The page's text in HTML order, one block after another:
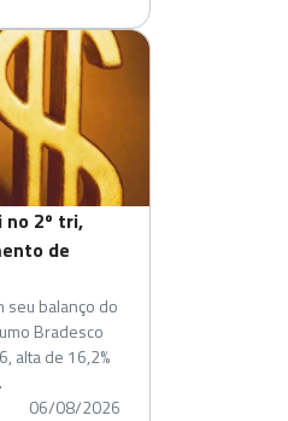
no 2º tri,
de
seu balanço do
Bradesco
alta de 16,2%
06/08/2026